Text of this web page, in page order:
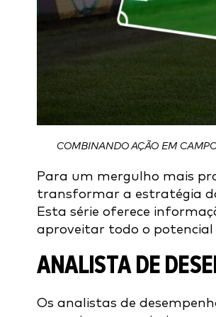
COMBINANDO AÇÃO EM
Para um mergulho mais
transformar a estratégia
Esta série oferece
aproveitar todo o potencial
ANALISTA DE
Os analistas de